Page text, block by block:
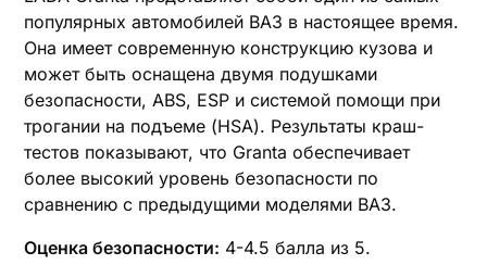
популярных автомобилей ВАЗ в настоящее время.
Она имеет современную конструкцию кузова и
может быть оснащена двумя подушками
безопасности, ABS, ESP и системой помощи при
трогании на подъеме (HSA). Результаты краш-
тестов показывают, что Granta обеспечивает
более высокий уровень безопасности по
сравнению с предыдущими моделями ВАЗ.
Оценка безопасности: 4-4.5 балла из 5.